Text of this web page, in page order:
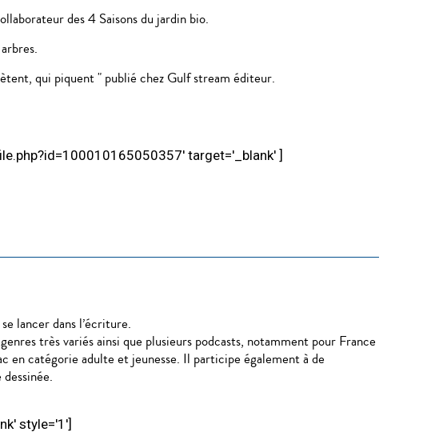
des 4 Saisons du jardin bio.
qui piquent " publié chez Gulf stream éditeur.
target='_blank' ]
lancer dans l’écriture.
très variés ainsi que plusieurs podcasts, notamment pour France
en catégorie adulte et jeunesse. Il participe également à de
style='1']